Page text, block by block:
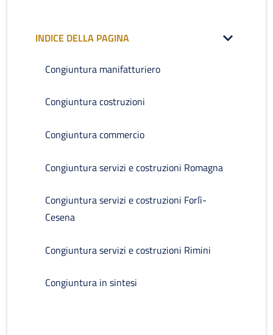
INDICE DELLA PAGINA
Congiuntura manifatturiero
Congiuntura costruzioni
Congiuntura commercio
Congiuntura servizi e costruzioni Romagna
Congiuntura servizi e costruzioni Forlì-
Cesena
Congiuntura servizi e costruzioni Rimini
Congiuntura in sintesi